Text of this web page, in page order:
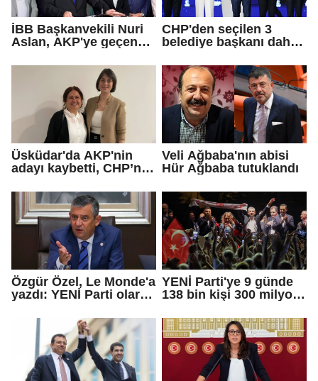
İBB Başkanvekili Nuri
Aslan, AKP'ye geçen
iddialarına yanıt verdi
CHP'den seçilen 3
belediye başkanı daha
Üsküdar'da AKP'nin
adayı kaybetti, CHP’nin
Çetinkaya Başkan
Vekili seçildi
Veli Ağbaba'nın abisi
Hür Ağbaba tutuklandı
Özgür Özel, Le Monde'a
yazdı: YENİ Parti olarak
öneriyoruz
YENİ Parti'ye 9 günde
138 bin kişi 300 milyon